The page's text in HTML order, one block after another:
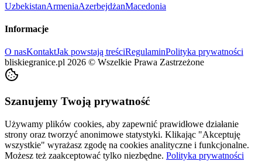
UzbekistanArmeniaAzerbejdżanMacedonia
Informacje
O nasKontaktJak powstają treściRegulaminPolityka prywatności
bliskiegranice.pl 2026 © Wszelkie Prawa Zastrzeżone
Szanujemy Twoją prywatność
Używamy plików cookies, aby zapewnić prawidłowe działanie
strony oraz tworzyć anonimowe statystyki. Klikając "Akceptuję
wszystkie" wyrażasz zgodę na cookies analityczne i funkcjonalne.
Możesz też zaakceptować tylko niezbędne. Polityka prywatności